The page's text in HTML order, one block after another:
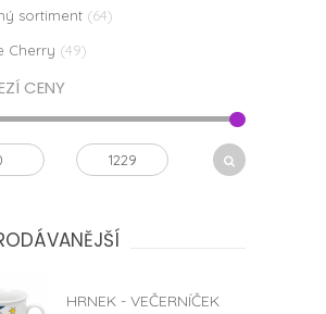
sortiment (64)
Cherry (49)
CENY
HRNEK - VEČERNÍČEK